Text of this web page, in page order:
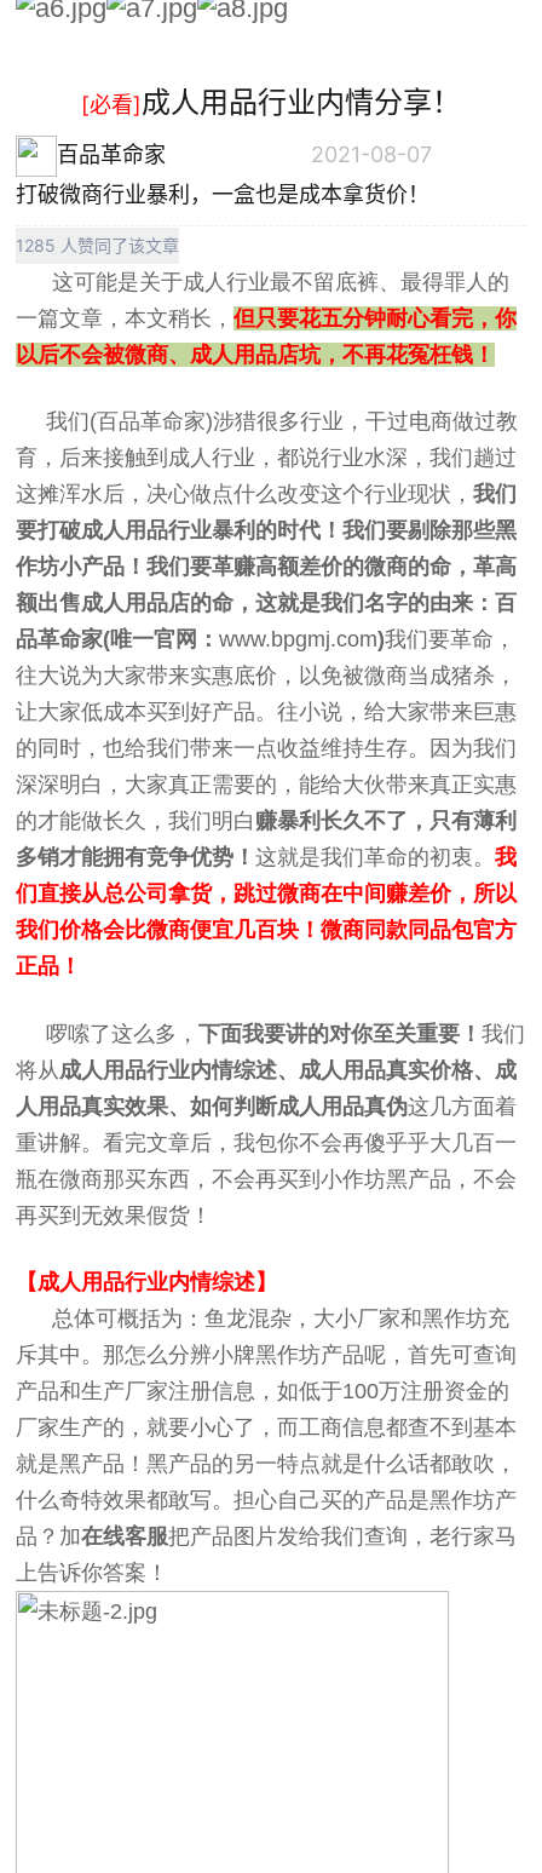
[必看]成人用品行业内情分享！
百品革命家 2021-08-07
打破微商行业暴利，一盒也是成本拿货价！
1285 人赞同了该文章
这可能是关于成人行业最不留底裤、最得罪人的
一篇文章，本文稍长，但只要花五分钟耐心看完，你
以后不会被微商、成人用品店坑，不再花冤枉钱！
我们(百品革命家)涉猎很多行业，干过电商做过教
育，后来接触到成人行业，都说行业水深，我们趟过
这摊浑水后，决心做点什么改变这个行业现状，我们
要打破成人用品行业暴利的时代！我们要剔除那些黑
作坊小产品！我们要革赚高额差价的微商的命，革高
额出售成人用品店的命，这就是我们名字的由来：百
品革命家(唯一官网：www.bpgmj.com)我们要革命，
往大说为大家带来实惠底价，以免被微商当成猪杀，
让大家低成本买到好产品。往小说，给大家带来巨惠
的同时，也给我们带来一点收益维持生存。因为我们
深深明白，大家真正需要的，能给大伙带来真正实惠
的才能做长久，我们明白 赚暴利长久不了，只有薄利
多销才能拥有竞争优势！这就是我们革命的初衷。我
们直接从总公司拿货，跳过微商在中间赚差价，所以
我们价格会比微商便宜几百块！微商同款同品包官方
正品！
啰嗦了这么多，下面我要讲的对你至关重要！我们
将从成人用品行业内情综述、成人用品真实价格、 成
人用品真实效果、如何判断成人用品真伪这几方面着
重讲解。看完文章后，我包你不会再傻乎乎大几百一
瓶在微商那买东西，不会再买到小作坊黑产品，不会
再买到无效果假货！
【成人用品行业内情综述】
总体可概括为：鱼龙混杂，大小厂家和黑作坊充
斥其中。那怎么分辨小牌黑作坊产品呢，首先可查询
产品和生产厂家注册信息，如低于100万注册资金的
厂家生产的，就要小心了，而工商信息都查不到基本
就是黑产品！黑产品的另一特点就是什么话都敢吹，
什么奇特效果都敢写。担心自己买的产品是黑作坊产
品？加在线客服把产品图片发给我们查询，老行家马
上告诉你答案！